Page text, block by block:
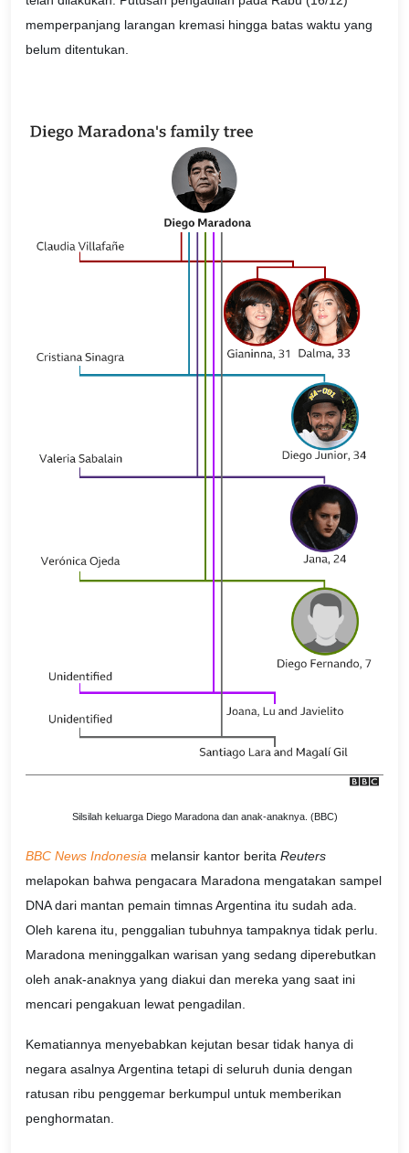
memperpanjang larangan kremasi hingga batas waktu yang
belum ditentukan.
Silsilah keluarga Diego Maradona dan anak-anaknya. (BBC)
BBC News Indonesia melansir kantor berita Reuters
melapokan bahwa pengacara Maradona mengatakan sampel
DNA dari mantan pemain timnas Argentina itu sudah ada.
Oleh karena itu, penggalian tubuhnya tampaknya tidak perlu.
Maradona meninggalkan warisan yang sedang diperebutkan
oleh anak-anaknya yang diakui dan mereka yang saat ini
mencari pengakuan lewat pengadilan.
Kematiannya menyebabkan kejutan besar tidak hanya di
negara asalnya Argentina tetapi di seluruh dunia dengan
ratusan ribu penggemar berkumpul untuk memberikan
penghormatan.